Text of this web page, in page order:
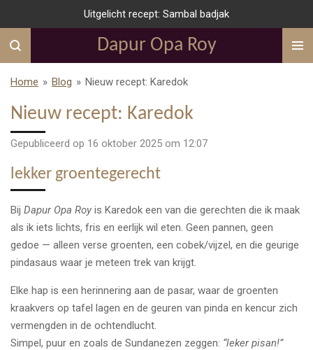
naar
hoofdinhoud
Dapur Opa Roy
Uitgelicht recept: Sambal badjak
Home » Blog » Nieuw recept: Karedok
Nieuw recept: Karedok
Gepubliceerd op 16 oktober 2025 om 12:07
lekker groentegerecht
Bij Dapur Opa Roy is Karedok een van die gerechten die ik maak
als ik iets lichts, fris en eerlijk wil eten. Geen pannen, geen
gedoe — alleen verse groenten, een cobek/vijzel, en die geurige
pindasaus waar je meteen trek van krijgt.
Elke hap is een herinnering aan de pasar, waar de groenten
kraakvers op tafel lagen en de geuren van pinda en kencur zich
vermengden in de ochtendlucht.
Simpel, puur en zoals de Sundanezen zeggen: “leker pisan!”